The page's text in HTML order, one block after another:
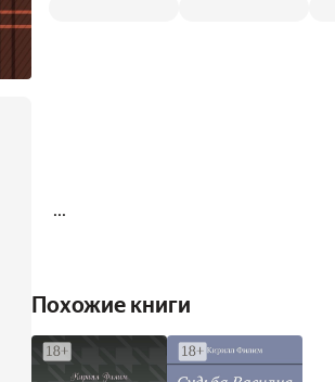
...
Похожие книги